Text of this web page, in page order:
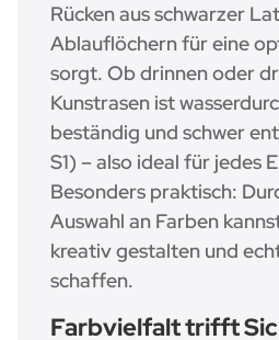
Rücken aus schwarzer
Ablauflöchern für eine
sorgt. Ob drinnen oder
Kunstrasen ist
beständig und schwer
S1) – also ideal für jedes
Besonders praktisch:
Auswahl an Farben
kreativ gestalten und
schaffen.
Farbvielfalt trifft